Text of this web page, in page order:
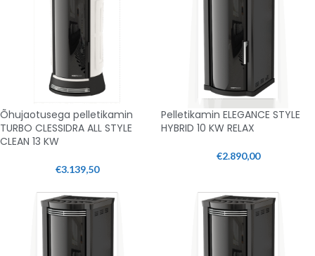
Õhujaotusega pelletikamin
TURBO CLESSIDRA ALL STYLE
CLEAN 13 KW
€3.139,50
Pelletikamin ELEGANCE STYLE
HYBRID 10 KW RELAX
€2.890,00